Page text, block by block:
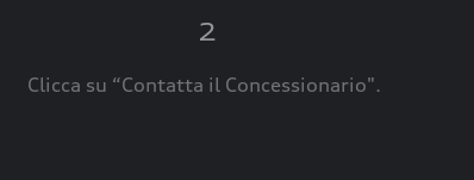
2
Clicca su “Contatta il Concessionario".